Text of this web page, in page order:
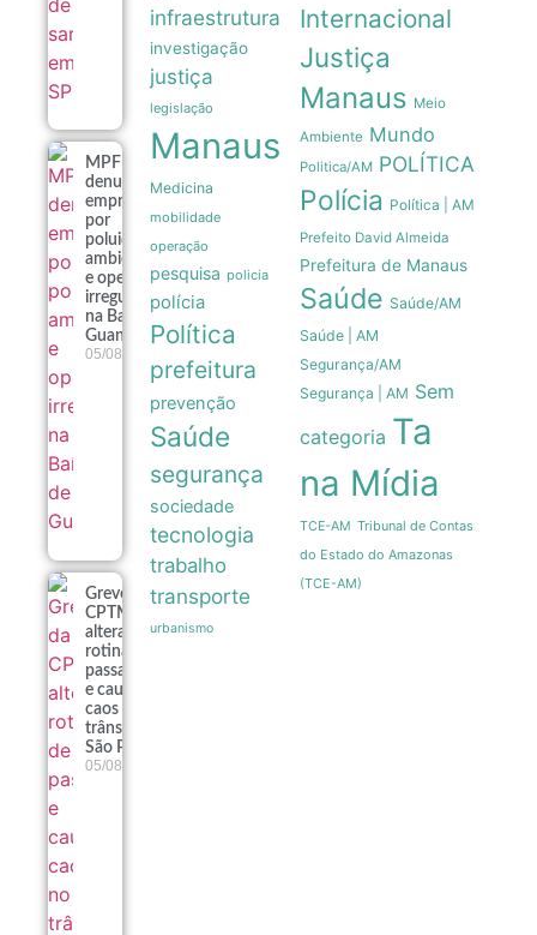
MPF
denuncia
empresas
por
poluição
ambiental
e operação
irregular
na Baía de
Guanabara
05/08
Greve da
CPTM
altera
rotina de
passageiros
e causa
caos no
trânsito de
São Paulo
05/08
infraestrutura
investigação
justiça
legislação
Manaus
Medicina
mobilidade
operação
pesquisa policia
polícia
Política
prefeitura
prevenção
Saúde
segurança
sociedade
tecnologia
trabalho
transporte
urbanismo
Internacional
Justiça
Manaus Meio
Ambiente Mundo
Politica/AM POLÍTICA
Polícia Política | AM
Prefeito David Almeida
Prefeitura de Manaus
Saúde Saúde/AM
Saúde | AM
Segurança/AM
Segurança | AM Sem
categoria Ta
na Mídia
TCE-AM Tribunal de Contas
do Estado do Amazonas
(TCE-AM)